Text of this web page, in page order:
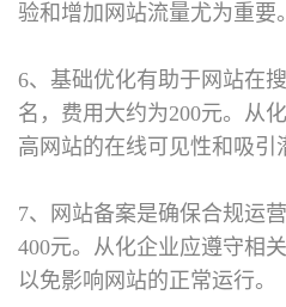
验和增加网站流量尤为重要。
6、基础优化有助于网站在
名，费用大约为200元。从
高网站的在线可见性和吸引
7、网站备案是确保合规运
400元。从化企业应遵守相
以免影响网站的正常运行。